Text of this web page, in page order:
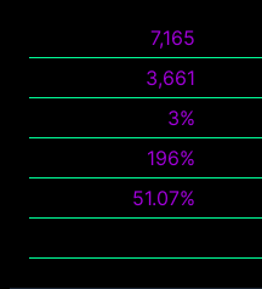
7,165
3,661
3%
196%
51.07%